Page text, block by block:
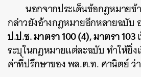
นอกจากประเด็นข้อกฎหมายข้
กล่าวยังอ้างกฎหมายอีกหลายฉบับ
ป.ป.ช. มาตรา 100 (4), มาตรา 103
ระบุในกฎหมายแต่ละฉบับ ทำให้ยิ่ง
ค่าที่ปรึกษาของ พล.ต.ท. ศานิตย์ ว่